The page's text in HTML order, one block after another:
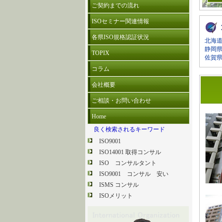
ご契約までの流れ
ISOセミナー関連情報
各県ISO規格認証状況
TOPIX
コラム
会社概要
ご相談・お問い合わせ
Home
良く検索されるキーワード
ISO9001
ISO14001 取得コンサル
ISO コンサルタント
ISO9001 コンサル 安い
ISMS コンサル
ISOメリット
北海道
静岡県
佐賀県